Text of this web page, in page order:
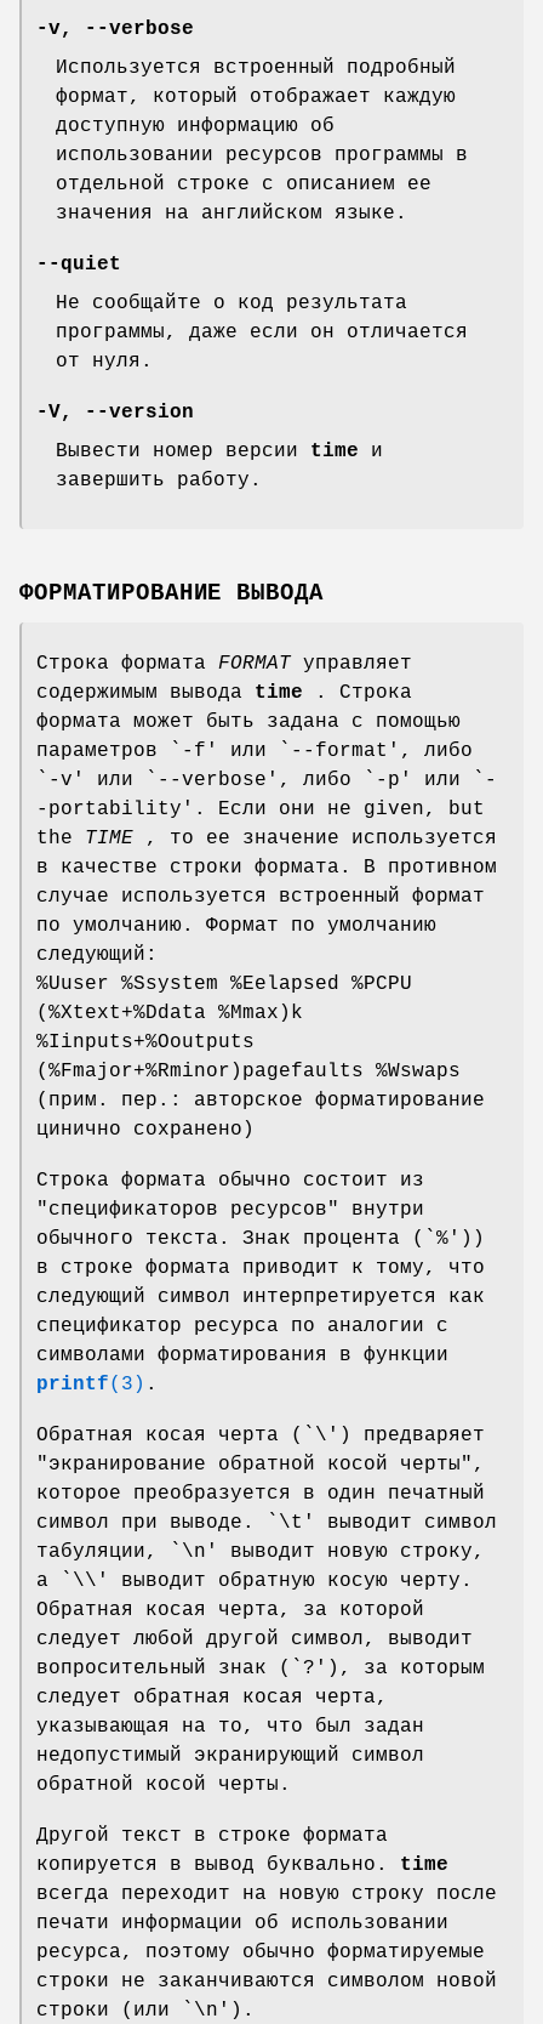
-v,
--verbose
Используется встроенный подробный
формат, который отображает каждую
доступную информацию об
использовании ресурсов программы в
отдельной строке с описанием ее
значения на английском языке.
--quiet
Не сообщайте о код результата
программы, даже если он отличается
от нуля.
-V,
--version
Вывести номер версии time и
завершить работу.
ФОРМАТИРОВАНИЕ ВЫВОДА
Строка формата FORMATуправляет
содержимым вывода time . Строка
формата может быть задана с помощью
параметров `-f' или `--format', либо
`-v' или `--verbose', либо `-p' или `-
-portability'. Если они не given, but
the TIME , то ее значение используется
в качестве строки формата. В противном
случае используется встроенный формат
по умолчанию. Формат по умолчанию
следующий:
%Uuser %Ssystem %Eelapsed %PCPU
(%Xtext+%Ddata %Mmax)k
%Iinputs+%Ooutputs
(%Fmajor+%Rminor)pagefaults %Wswaps
(прим. пер.: авторское форматирование
цинично сохранено)
Строка формата обычно состоит из
"спецификаторов ресурсов" внутри
обычного текста. Знак процента (`%'))
в строке формата приводит к тому, что
следующий символ интерпретируется как
спецификатор ресурса по аналогии с
символами форматирования в функции
printf(3) .
Обратная косая черта (`\') предваряет
"экранирование обратной косой черты",
которое преобразуется в один печатный
символ при выводе. `\t' выводит символ
табуляции, `\n' выводит новую строку,
а `\\' выводит обратную косую черту.
Обратная косая черта, за которой
следует любой другой символ, выводит
вопросительный знак (`?'), за которым
следует обратная косая черта,
указывающая на то, что был задан
недопустимый экранирующий символ
обратной косой черты.
Другой текст в строке формата
копируется в вывод буквально. time
всегда переходит на новую строку после
печати информации об использовании
ресурса, поэтому обычно форматируемые
строки не заканчиваются символом новой
строки (или `\n').